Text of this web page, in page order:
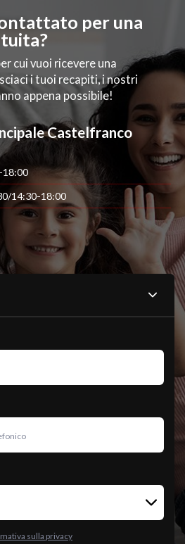
per una
cui vuoi ricevere una
i tuoi recapiti, i nostri
appena possibile!
Castelfranco
18:00
14:30-18:00
sulla privacy